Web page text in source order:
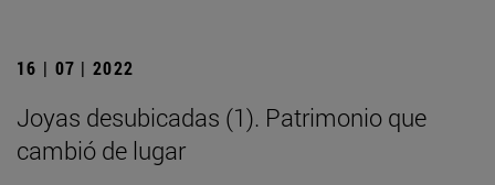
16 | 07 | 2022
Joyas desubicadas (1). Patrimonio que
cambió de lugar